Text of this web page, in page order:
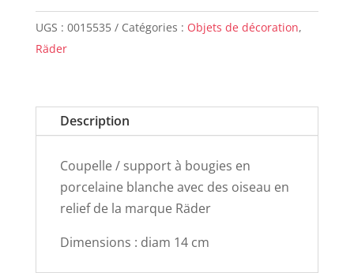
BIRDS
UGS : 0015535 Catégories : Objets de décoration,
Räder
Description
Coupelle / support à bougies en
porcelaine blanche avec des oiseau en
relief de la marque Räder
Dimensions : diam 14 cm